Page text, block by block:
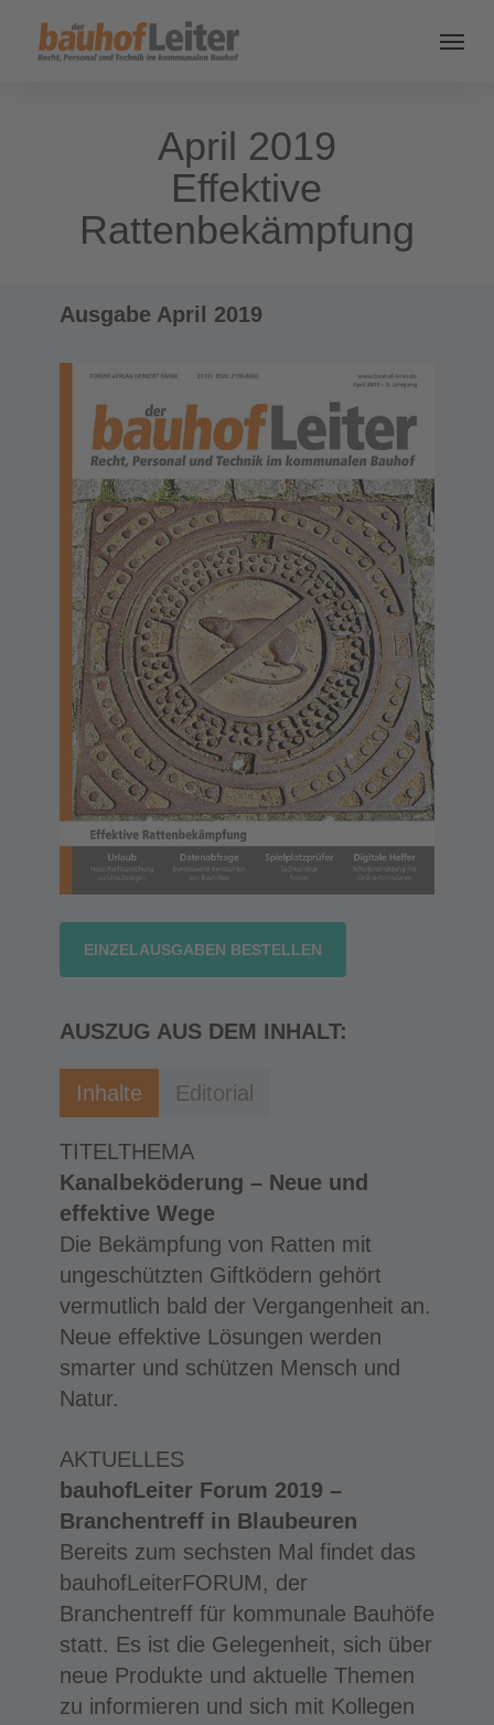
April 2019
Effektive
Rattenbekämpfung
Ausgabe April 2019
EINZELAUSGABEN BESTELLEN
AUSZUG AUS DEM INHALT:
Inhalte Editorial
TITELTHEMA
Kanalbeköderung – Neue und
effektive Wege
Die Bekämpfung von Ratten mit
ungeschützten Giftködern gehört
vermutlich bald der Vergangenheit an.
Neue effektive Lösungen werden
smarter und schützen Mensch und
Natur.
AKTUELLES
bauhofLeiter Forum 2019 –
Branchentreff in Blaubeuren
Bereits zum sechsten Mal findet das
bauhofLeiterFORUM, der
Branchentreff für kommunale Bauhöfe
statt. Es ist die Gelegenheit, sich über
neue Produkte und aktuelle Themen
zu informieren und sich mit Kollegen